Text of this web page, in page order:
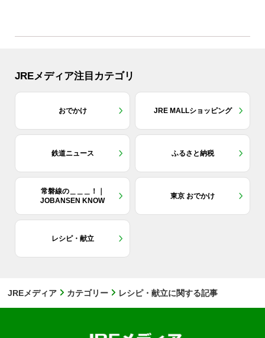
JREメディア注目カテゴリ
おでかけ JRE MALLショッピング
鉄道ニュース ふるさと納税
常磐線の＿＿＿！｜
JOBANSEN KNOW
東京 おでかけ
レシピ・献立
JREメディア カテゴリー レシピ・献立に関する記事